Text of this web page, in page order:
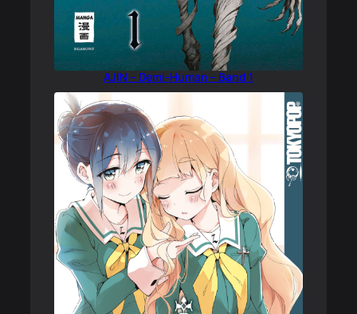
AJIN – Demi-Human – Band 1